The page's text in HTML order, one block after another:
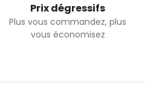
Prix dégressifs
Plus vous commandez, plus
vous économisez